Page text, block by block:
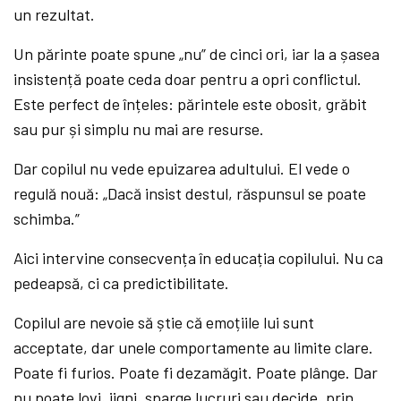
un rezultat.
Un părinte poate spune „nu” de cinci ori, iar la a șasea
insistență poate ceda doar pentru a opri conflictul.
Este perfect de înțeles: părintele este obosit, grăbit
sau pur și simplu nu mai are resurse.
Dar copilul nu vede epuizarea adultului. El vede o
regulă nouă: „Dacă insist destul, răspunsul se poate
schimba.”
Aici intervine consecvența în educația copilului. Nu ca
pedeapsă, ci ca predictibilitate.
Copilul are nevoie să știe că emoțiile lui sunt
acceptate, dar unele comportamente au limite clare.
Poate fi furios. Poate fi dezamăgit. Poate plânge. Dar